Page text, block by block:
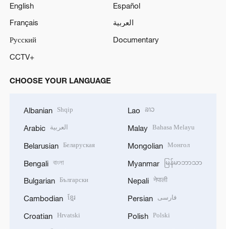
English
Español
Français
العربية
Русский
Documentary
CCTV+
CHOOSE YOUR LANGUAGE
Albanian Shqip
Arabic العربية
Belarusian Беларуская
Bengali বাংলা
Bulgarian Български
Cambodian ខ្មែរ
Croatian Hrvatski
Lao ລາວ
Malay Bahasa Melayu
Mongolian Монгол
Myanmar မြန်မာဘာသာ
Nepali नेपाली
Persian فارسی
Polish Polski